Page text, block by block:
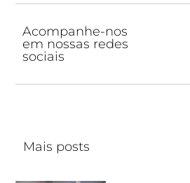
Acompanhe-nos
em nossas redes
sociais
Mais posts